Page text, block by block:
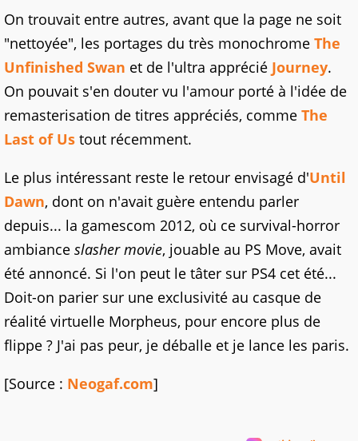
On trouvait entre autres, avant que la page ne soit
"nettoyée", les portages du très monochrome The
Unfinished Swan et de l'ultra apprécié Journey.
On pouvait s'en douter vu l'amour porté à l'idée de
remasterisation de titres appréciés, comme The
Last of Us tout récemment.
Le plus intéressant reste le retour envisagé d'Until
Dawn, dont on n'avait guère entendu parler
depuis... la gamescom 2012, où ce survival-horror
ambiance slasher movie, jouable au PS Move, avait
été annoncé. Si l'on peut le tâter sur PS4 cet été...
Doit-on parier sur une exclusivité au casque de
réalité virtuelle Morpheus, pour encore plus de
flippe ? J'ai pas peur, je déballe et je lance les paris.
[Source : Neogaf.com]